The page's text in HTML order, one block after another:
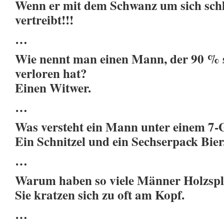
Wenn er mit dem Schwanz um sich
vertreibt!!!
…
Wie nennt man einen Mann, der 90
verloren hat?
Einen Witwer.
…
Was versteht ein Mann unter einem 7-
Ein Schnitzel und ein Sechserpack
…
Warum haben so viele Männer
Sie kratzen sich zu oft am Kopf.
…